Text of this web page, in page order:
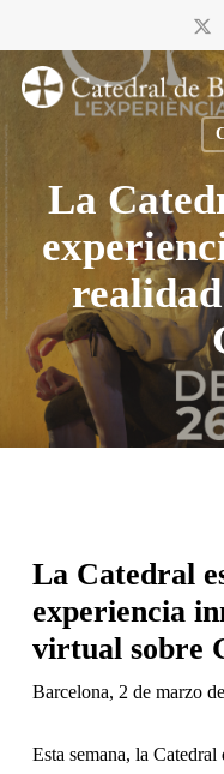
to
main
x-
La
La Catedral
experiencia
virtual sobre
Barcelona, 2 de marzo
Esta semana, la